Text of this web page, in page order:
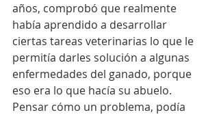
años, comprobó que realmente
había aprendido a desarrollar
ciertas tareas veterinarias lo que le
permitía darles solución a algunas
enfermedades del ganado, porque
eso era lo que hacía su abuelo.
Pensar cómo un problema, podía